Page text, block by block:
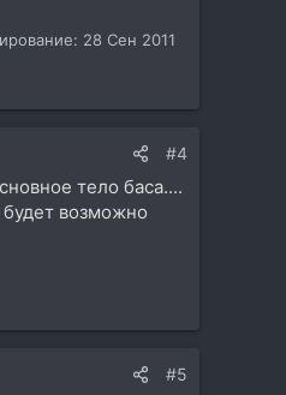
28 Сен 2011
#4
тело баса....
возможно
#5